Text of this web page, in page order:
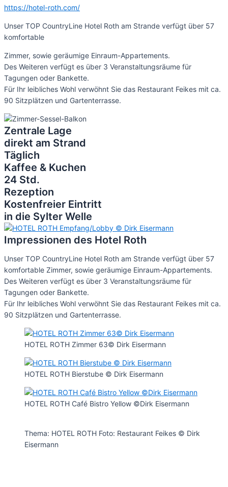
https://hotel-roth.com/
Unser TOP CountryLine Hotel Roth am Strande verfügt über 57
komfortable
Zimmer, sowie geräumige Einraum-Appartements.
Des Weiteren verfügt es über 3 Veranstaltungsräume für
Tagungen oder Bankette.
Für Ihr leibliches Wohl verwöhnt Sie das Restaurant Feikes mit ca.
90 Sitzplätzen und Gartenterrasse.
Zentrale Lage
direkt am Strand
Täglich
Kaffee & Kuchen
24 Std.
Rezeption
Kostenfreier Eintritt
in die Sylter Welle
Impressionen des Hotel Roth
Unser TOP CountryLine Hotel Roth am Strande verfügt über 57
komfortable Zimmer, sowie geräumige Einraum-Appartements.
Des Weiteren verfügt es über 3 Veranstaltungsräume für
Tagungen oder Bankette.
Für Ihr leibliches Wohl verwöhnt Sie das Restaurant Feikes mit ca.
90 Sitzplätzen und Gartenterrasse.
HOTEL ROTH Zimmer 63© Dirk Eisermann
HOTEL ROTH Bierstube © Dirk Eisermann
HOTEL ROTH Café Bistro Yellow ©Dirk Eisermann
Thema: HOTEL ROTH Foto: Restaurant Feikes © Dirk
Eisermann